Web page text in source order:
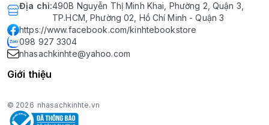
Địa chỉ:490B Nguyễn Thị Minh Khai, Phường 2, Quận 3,
TP.HCM, Phường 02, Hồ Chí Minh - Quận 3
https://www.facebook.com/kinhtebookstore
098 927 3304
nhasachkinhte@yahoo.com
Giới thiệu
© 2026 nhasachkinhte.vn